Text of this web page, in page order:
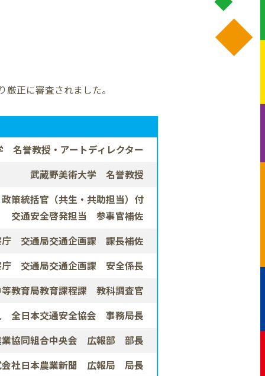
正に審査されました。
名誉教授 ・アートディレクター
武蔵野美術大学 名誉教授
策統括官 （共生・共助担当）付
交通安全啓発担当 参事官補佐
庁 交通局交通企画課 課長補佐
庁 交通局交通企画課 安全係長
教育局教育課程課 教科調査官
全日本交通安全協会 事務局長
協同組合中央会 広報部 部長
社日本農業新聞
広報局 局長